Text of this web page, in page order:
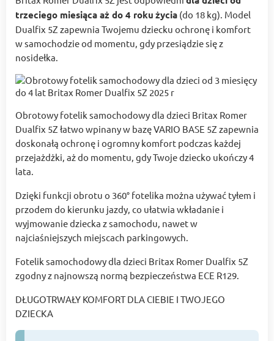
trzeciego miesiąca aż do 4 roku życia (do 18 kg). Model
Dualfix 5Z zapewnia Twojemu dziecku ochronę i komfort
w samochodzie od momentu, gdy przesiądzie się z
nosidełka.
Obrotowy fotelik samochodowy dla dzieci Britax Romer
Dualfix 5Z łatwo wpinany w bazę VARIO BASE 5Z zapewnia
doskonałą ochronę i ogromny komfort podczas każdej
przejażdżki, aż do momentu, gdy Twoje dziecko ukończy 4
lata.
Dzięki funkcji obrotu o 360° fotelika można używać tyłem i
przodem do kierunku jazdy, co ułatwia wkładanie i
wyjmowanie dziecka z samochodu, nawet w
najciaśniejszych miejscach parkingowych.
Fotelik samochodowy dla dzieci Britax Romer Dualfix 5Z
zgodny z najnowszą normą bezpieczeństwa ECE R129.
DŁUGOTRWAŁY KOMFORT DLA CIEBIE I TWOJEGO
DZIECKA